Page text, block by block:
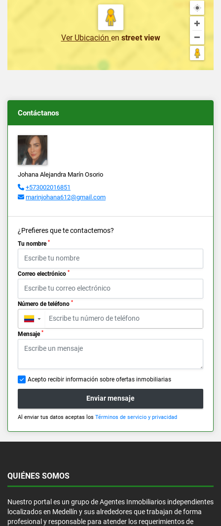
Ver Ubicación en street view
Contáctanos
Johana Alejandra Marín Osorio
+573002016851
marinjohana612@gmail.com
¿Prefieres que te contactemos?
Tu nombre *
Correo electrónico *
Número de teléfono *
▼
Mensaje *
Acepto recibir información sobre ofertas inmobiliarias
Enviar mensaje
Al enviar tus datos aceptas los Términos de servicio y privacidad
QUIÉNES SOMOS
Nuestro portal es un grupo de Agentes Inmobiliarios independientes
localizados en Medellín y sus alrededores que trabajan de forma
profesional y responsable para atender los requerimientos de